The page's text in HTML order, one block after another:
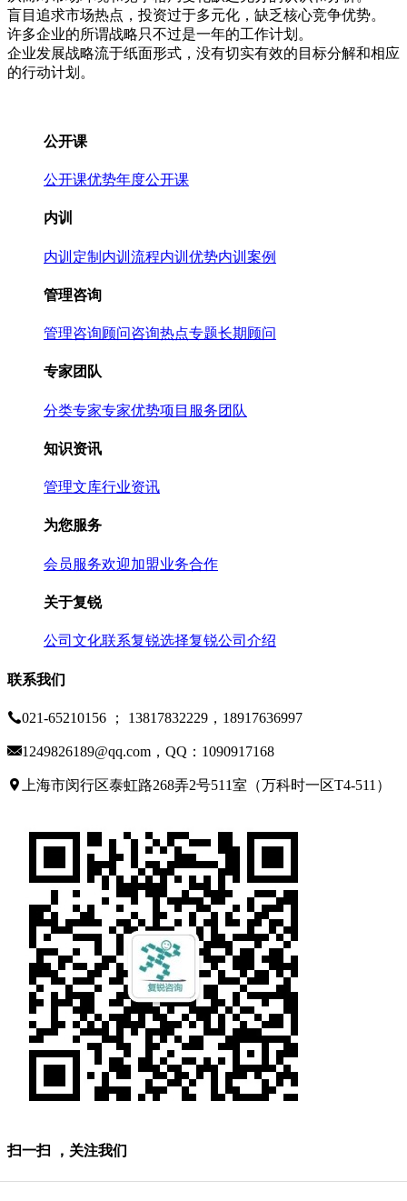
盲目追求市场热点，投资过于多元化，缺乏核心竞争优势。
许多企业的所谓战略只不过是一年的工作计划。
企业发展战略流于纸面形式，没有切实有效的目标分解和相应
的行动计划。
公开课
公开课优势年度公开课
内训
内训定制 内训流程内训优势内训案例
管理咨询
管理咨询顾问咨询热点专题长期顾问
专家团队
分类专家专家优势项目服务团队
知识资讯
管理文库行业资讯
为您服务
会员服务欢迎加盟业务合作
关于复锐
公司文化联系复锐选择复锐公司介绍
联系我们
021-65210156 ； 13817832229，18917636997
1249826189@qq.com，QQ：1090917168
上海市闵行区泰虹路268弄2号511室（万科时一区T4-511）
扫一扫 ，关注我们